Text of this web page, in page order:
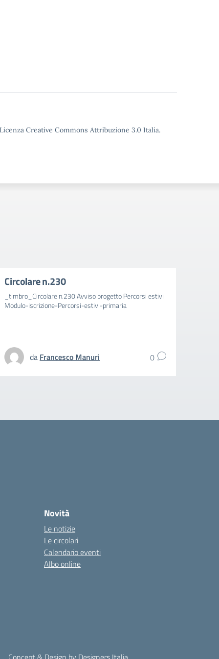
Creative Commons Attribuzione 3.0 Italia.
Circolare n.230
_timbro_Circolare n.230 Avviso progetto Percorsi estivi
Modulo-iscrizione-Percorsi-estivi-primaria
da Francesco Manuri 0
Novità
Le notizie
Le circolari
Calendario eventi
Albo online